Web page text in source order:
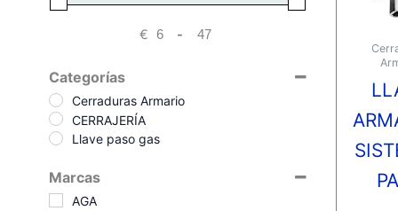
€ Minimum Price
-Maximum Price
Categorías
Cerraduras Armario
CERRAJERÍA
Llave paso gas
Marcas
AGA